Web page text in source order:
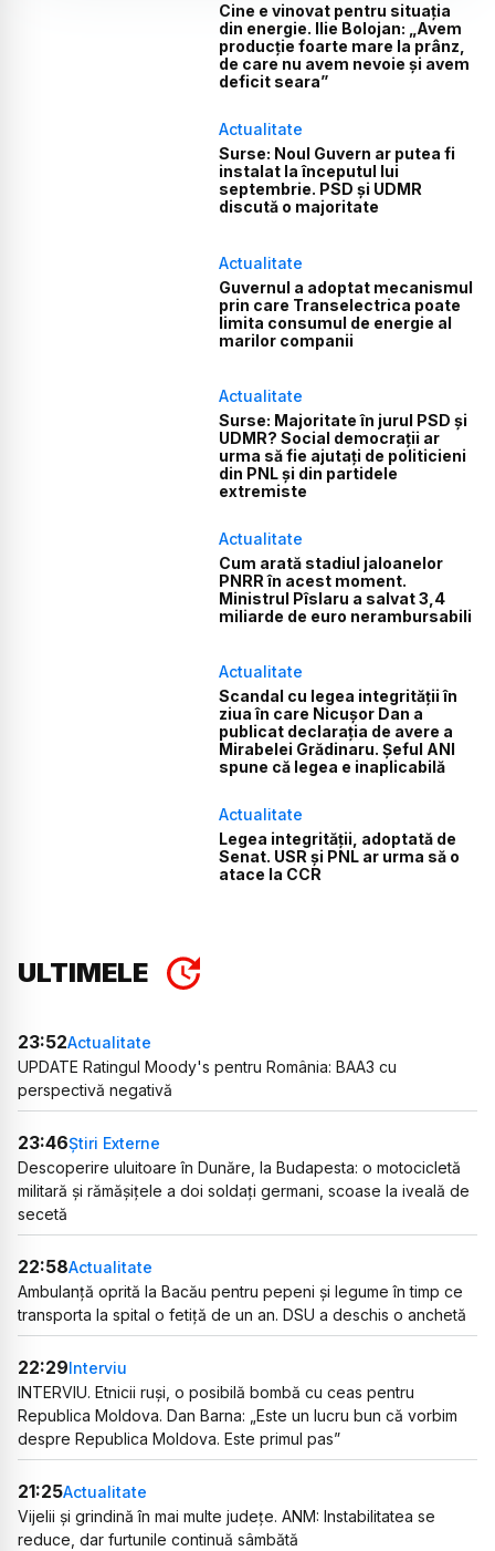
Cine e vinovat pentru situația
din energie. Ilie Bolojan: „Avem
producție foarte mare la prânz,
de care nu avem nevoie și avem
deficit seara”
Actualitate
Surse: Noul Guvern ar putea fi
instalat la începutul lui
septembrie. PSD și UDMR
discută o majoritate
Actualitate
Guvernul a adoptat mecanismul
prin care Transelectrica poate
limita consumul de energie al
marilor companii
Actualitate
Surse: Majoritate în jurul PSD și
UDMR? Social democrații ar
urma să fie ajutați de politicieni
din PNL și din partidele
extremiste
Actualitate
Cum arată stadiul jaloanelor
PNRR în acest moment.
Ministrul Pîslaru a salvat 3,4
miliarde de euro nerambursabili
Actualitate
Scandal cu legea integrității în
ziua în care Nicușor Dan a
publicat declarația de avere a
Mirabelei Grădinaru. Șeful ANI
spune că legea e inaplicabilă
Actualitate
Legea integrității, adoptată de
Senat. USR și PNL ar urma să o
atace la CCR
ULTIMELE
23:52Actualitate
UPDATE Ratingul Moody's pentru România: BAA3 cu
perspectivă negativă
23:46Știri Externe
Descoperire uluitoare în Dunăre, la Budapesta: o motocicletă
militară și rămășițele a doi soldați germani, scoase la iveală de
secetă
22:58Actualitate
Ambulanță oprită la Bacău pentru pepeni și legume în timp ce
transporta la spital o fetiță de un an. DSU a deschis o anchetă
22:29Interviu
INTERVIU. Etnicii ruși, o posibilă bombă cu ceas pentru
Republica Moldova. Dan Barna: „Este un lucru bun că vorbim
despre Republica Moldova. Este primul pas”
21:25Actualitate
Vijelii și grindină în mai multe județe. ANM: Instabilitatea se
reduce, dar furtunile continuă sâmbătă